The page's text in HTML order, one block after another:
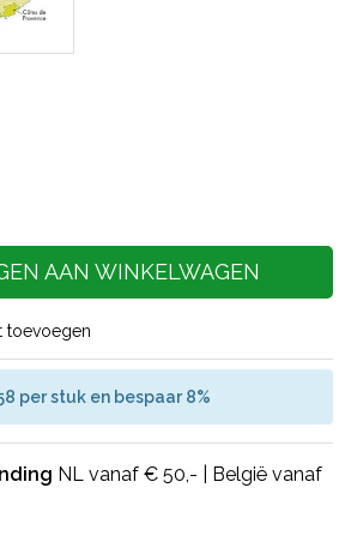
AAN WINKELWAGEN
toevoegen
per stuk en bespaar 8%
NL vanaf € 50,- | België vanaf